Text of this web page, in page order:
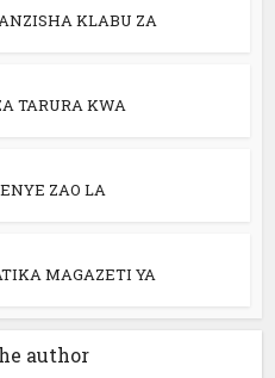
KLABU ZA
TARURA KWA
ZAO LA
MAGAZETI YA
author